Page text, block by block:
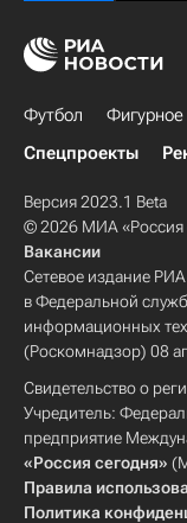
Футбол Фигурное
Спецпроекты
Версия 2023.1 Beta
© 2026 МИА «Россия
Вакансии
Сетевое издание
в Федеральной
информационных
(Роскомнадзор) 08
Свидетельство о
Учредитель:
предприятие
«Россия сегодня»
Правила
Политика